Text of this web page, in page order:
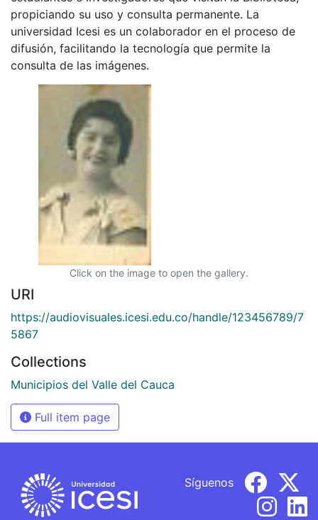
propiciando su uso y consulta permanente. La
universidad Icesi es un colaborador en el proceso de
difusión, facilitando la tecnología que permite la
consulta de las imágenes.
Click on the image to open the gallery.
URI
https://audiovisuales.icesi.edu.co/handle/123456789/7
5867
Collections
Municipios del Valle del Cauca
Full item page
Síguenos